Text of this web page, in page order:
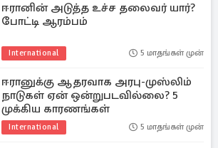
ஈரானின் அடுத்த உச்ச தலைவர் யார்?
போட்டி ஆரம்பம்
International 5 மாதங்கள் முன்
ஈரானுக்கு ஆதரவாக அரபு-முஸ்லிம்
நாடுகள் ஏன் ஒன்றுபடவில்லை? 5
முக்கிய காரணங்கள்
International 5 மாதங்கள் முன்